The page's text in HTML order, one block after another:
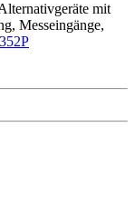
mit
Messeingänge,